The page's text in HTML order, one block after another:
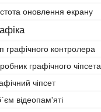
оновлення екрану
графічного контролера
графічного чіпсета
чіпсет
відеопам'яті